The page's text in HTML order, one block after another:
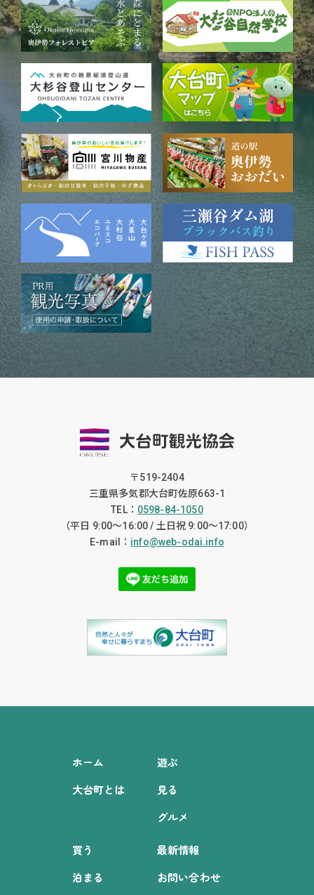
〒519-2404
三重県多気郡大台町佐原663-1
TEL： 0598-84-1050
（平日 9:00〜16:00 / 土日祝 9:00〜17:00）
E-mail： info@web-odai.info
ホーム
大台町とは
遊ぶ
見る
グルメ
買う
泊まる
最新情報
お問い合わせ